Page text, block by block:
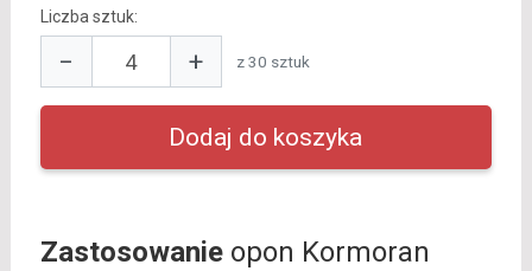
Liczba sztuk:
− + z 30 sztuk
Zastosowanieopon Kormoran